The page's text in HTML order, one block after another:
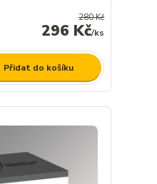
280 Kč
296 Kč/ks
Přidat do košíku